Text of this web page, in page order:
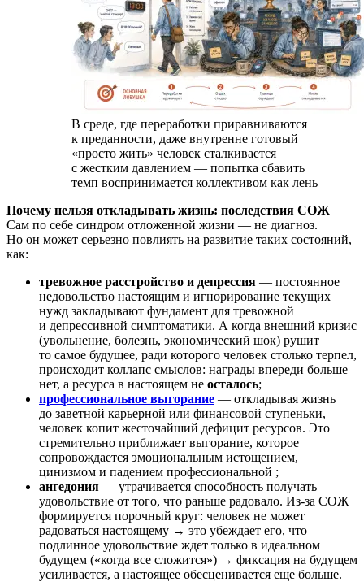
В среде, где переработки приравниваются
к преданности, даже внутренне готовый
«просто жить» человек сталкивается
с жестким давлением — попытка сбавить
темп воспринимается коллективом как лень
Почему нельзя откладывать жизнь: последствия СОЖ
Сам по себе синдром отложенной жизни — не диагноз.
Но он может серьезно повлиять на развитие таких состояний,
как:
тревожное расстройство и депрессия — постоянное
недовольство настоящим и игнорирование текущих
нужд закладывают фундамент для тревожной
и депрессивной симптоматики. А когда внешний кризис
(увольнение, болезнь, экономический шок) рушит
то самое будущее, ради которого человек столько терпел,
происходит коллапс смыслов: награды впереди больше
нет, а ресурса в настоящем не осталось;
профессиональное выгорание — откладывая жизнь
до заветной карьерной или финансовой ступеньки,
человек копит жесточайший дефицит ресурсов. Это
стремительно приближает выгорание, которое
сопровождается эмоциональным истощением,
цинизмом и падением профессиональной ;
ангедония — утрачивается способность получать
удовольствие от того, что раньше радовало. Из-за СОЖ
формируется порочный круг: человек не может
радоваться настоящему → это убеждает его, что
подлинное удовольствие ждет только в идеальном
будущем («когда все сложится») → фиксация на будущем
усиливается, а настоящее обесценивается еще больше.